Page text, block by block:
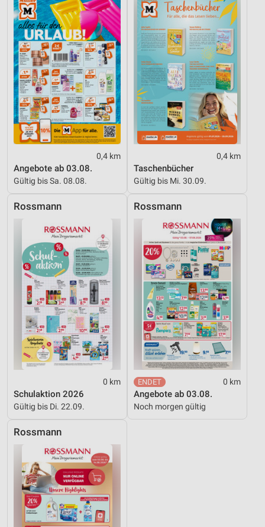
0,4 km
Angebote ab 03.08.
Gültig bis Sa. 08.08.
0,4 km
Taschenbücher
Gültig bis Mi. 30.09.
Rossmann
0 km
Schulaktion 2026
Gültig bis Di. 22.09.
Rossmann
0 km
Angebote ab 03.08.
Noch morgen gültig
Rossmann
Werbung